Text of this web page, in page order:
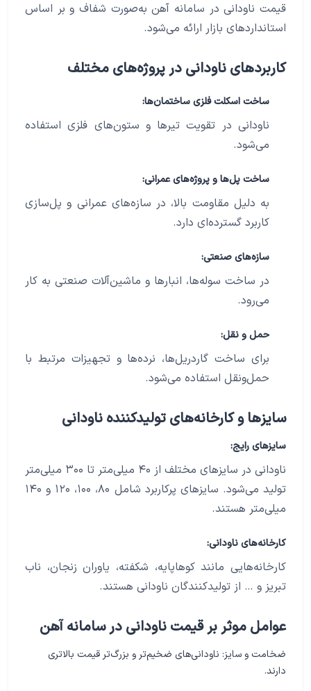
قیمت ناودانی در سامانه آهن به‌صورت شفاف و بر اساس
استانداردهای بازار ارائه می‌شود.
کاربردهای ناودانی در پروژه‌های مختلف
ساخت اسکلت فلزی ساختمان‌ها:
ناودانی در تقویت تیرها و ستون‌های فلزی استفاده
می‌شود.
ساخت پل‌ها و پروژه‌های عمرانی:
به دلیل مقاومت بالا، در سازه‌های عمرانی و پل‌سازی
کاربرد گسترده‌ای دارد.
سازه‌های صنعتی:
در ساخت سوله‌ها، انبارها و ماشین‌آلات صنعتی به کار
می‌رود.
حمل و نقل:
برای ساخت گاردریل‌ها، نرده‌ها و تجهیزات مرتبط با
حمل‌ونقل استفاده می‌شود.
سایزها و کارخانه‌های تولیدکننده ناودانی
سایزهای رایج:
ناودانی در سایزهای مختلف از ۴۰ میلی‌متر تا ۳۰۰ میلی‌متر
تولید می‌شود. سایزهای پرکاربرد شامل ۸۰، ۱۰۰، ۱۲۰ و ۱۴۰
میلی‌متر هستند.
کارخانه‌های ناودانی:
کارخانه‌هایی مانند کوهاپایه، شکفته، یاوران زنجان، ناب
تبریز و … از تولیدکنندگان ناودانی هستند.
عوامل موثر بر قیمت ناودانی در سامانه آهن
ضخامت و سایز: ناودانی‌های ضخیم‌تر و بزرگ‌تر قیمت بالاتری
دارند.